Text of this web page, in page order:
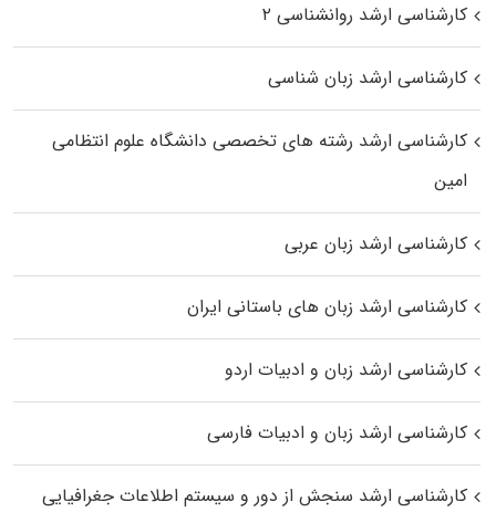
کارشناسی ارشد روانشناسی ۲
کارشناسی ارشد زبان شناسی
کارشناسی ارشد رﺷﺘﻪ ﻫﺎی تخصصی داﻧﺸﮕﺎه ﻋﻠﻮم انتظامی
اﻣﻴﻦ
کارشناسی ارشد زبان عربی
کارشناسی ارشد زبان‌ های باستانی ایران
کارشناسی ارشد زبان و ادبیات اردو
کارشناسی ارشد زبان و ادبیات فارسی
کارشناسی ارشد سنجش از دور و سیستم اطلاعات جغرافیایی